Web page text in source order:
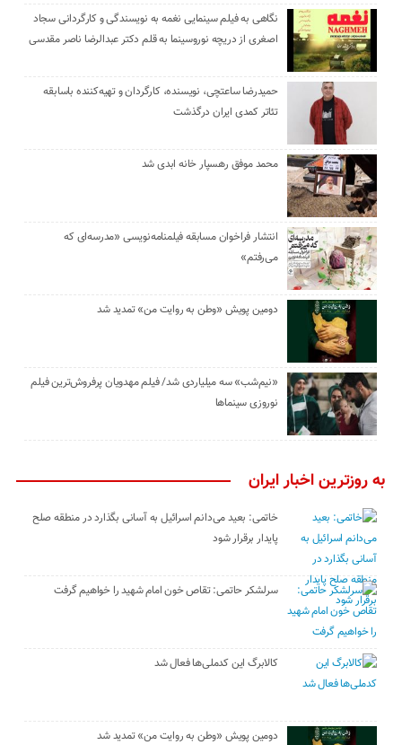
نگاهی به فیلم سینمایی نغمه به نویسندگی و کارگردانی سجاد
اصغری از دریچه نوروسینما به قلم دکتر عبدالرضا ناصر مقدسی
حمیدرضا ساعتچی، نویسنده، کارگردان و تهیه‌کننده باسابقه
تئاتر کمدی ایران درگذشت
محمد موفق رهسپار خانه ابدی شد
انتشار فراخوان مسابقه فیلمنامه‌نویسی «مدرسه‌ای که
می‌رفتم»
دومین پویش «وطن به روایت من» تمدید شد
«نیم‌شب» سه میلیاردی شد/ فیلم مهدویان پرفروش‌ترین فیلم
نوروزی سینماها
به روزترین اخبار ایران
خاتمی: بعید می‌دانم اسرائیل به آسانی بگذارد در منطقه صلح
پایدار برقرار شود
سرلشکر حاتمی: تقاص خون امام شهید را خواهیم گرفت
کالابرگ این کدملی‌ها فعال شد
دومین پویش «وطن به روایت من» تمدید شد